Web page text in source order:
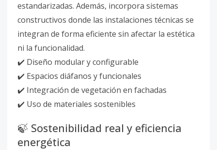
estandarizadas. Además, incorpora sistemas
constructivos donde las instalaciones técnicas se
integran de forma eficiente sin afectar la estética
ni la funcionalidad.
✔️ Diseño modular y configurable
✔️ Espacios diáfanos y funcionales
✔️ Integración de vegetación en fachadas
✔️ Uso de materiales sostenibles
🍃 Sostenibilidad real y eficiencia
energética